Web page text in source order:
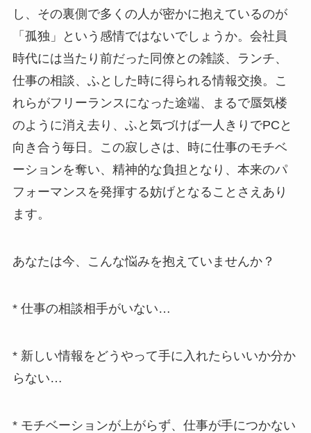
し、その裏側で多くの人が密かに抱えているのが
「孤独」という感情ではないでしょうか。会社員
時代には当たり前だった同僚との雑談、ランチ、
仕事の相談、ふとした時に得られる情報交換。こ
れらがフリーランスになった途端、まるで蜃気楼
のように消え去り、ふと気づけば一人きりでPCと
向き合う毎日。この寂しさは、時に仕事のモチベ
ーションを奪い、精神的な負担となり、本来のパ
フォーマンスを発揮する妨げとなることさえあり
ます。
あなたは今、こんな悩みを抱えていませんか？
* 仕事の相談相手がいない…
* 新しい情報をどうやって手に入れたらいいか分か
らない…
* モチベーションが上がらず、仕事が手につかない